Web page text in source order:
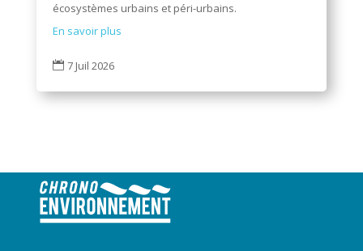
écosystèmes urbains et péri-urbains.
En savoir plus
 7 Juil 2026